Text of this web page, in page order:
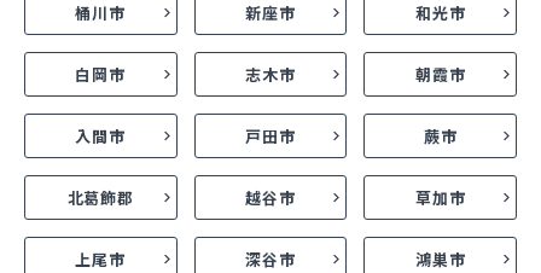
桶川市 新座市 和光市
白岡市 志木市 朝霞市
入間市 戸田市 蕨市
北葛飾郡 越谷市 草加市
上尾市 深谷市 鴻巣市